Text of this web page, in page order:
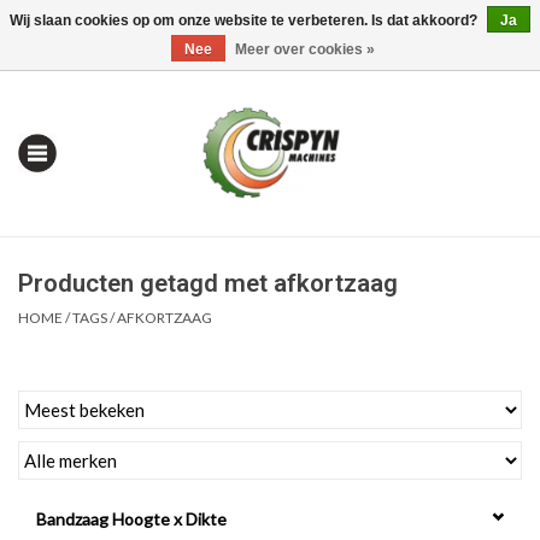
0 Artikelen - €0,00 Mijn account / Registreren
| Alles om te Meten |
Alles om te Boren |
Producten getagd met afkortzaag
HOME /TAGS/AFKORTZAAG
Bandzaag Hoogte x Dikte
Wij slaan cookies op om onze website te verbeteren. Is dat akkoord?
Ja
Nee
Meer over cookies »